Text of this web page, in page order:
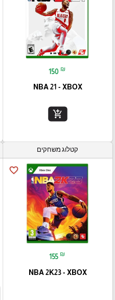
150 ₪
NBA 21 - XBOX
add_shopping_cart
קטלוג משחקים
favorite_border
155 ₪
NBA 2K23 - XBOX